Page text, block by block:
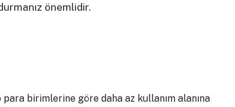
önemlidir.
para birimlerine göre daha az kullanım alanına